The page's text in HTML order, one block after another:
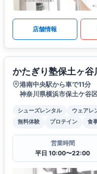
店舗情報
かたぎり塾保土ヶ谷
港南中央駅から車で11分
神奈川県横浜市保土ケ谷
シューズレンタル ウェアレ
無料体験
プロテイン 食
営業時間
平日 10:00〜22:00